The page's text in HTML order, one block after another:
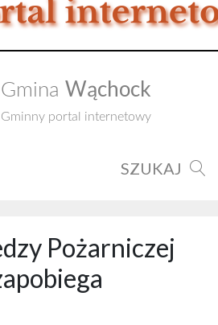
Gmina Wąchock
Gminny portal internetowy
SZUKAJ
Pożarniczej